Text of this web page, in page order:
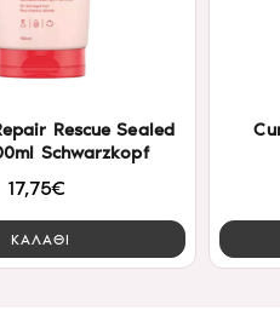
Rescue Sealed
Schwarzkopf
17,75€
ΚΑΛΑΘΙ